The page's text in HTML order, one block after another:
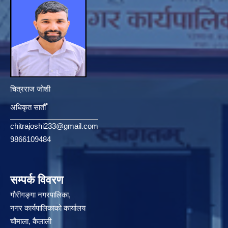
चित्रराज जोशी
अधिकृत सातौँ
chitrajoshi233@gmail.com
9866109484
सम्पर्क विवरण
गौरीगङ्गा नगरपालिका,
नगर कार्यपालिकाको कार्यालय
चौमाला, कैलाली